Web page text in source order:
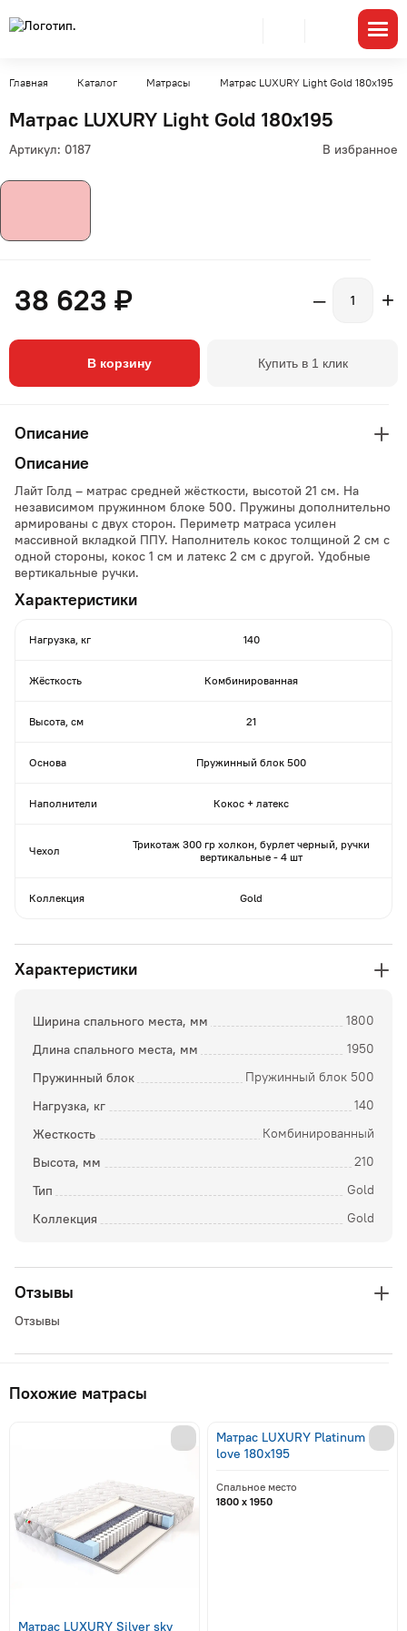
Главная Каталог Матрасы Матрас LUXURY Light Gold 180x195
Матрас LUXURY Light Gold 180x195
Артикул: 0187 В избранное
38 623 ₽ – +
В корзину Купить в 1 клик
Описание
Описание
Лайт Голд – матрас средней жёсткости, высотой 21 см. На
независимом пружинном блоке 500. Пружины дополнительно
армированы с двух сторон. Периметр матраса усилен
массивной вкладкой ППУ. Наполнитель кокос толщиной 2 см с
одной стороны, кокос 1 см и латекс 2 см с другой. Удобные
вертикальные ручки.
Характеристики
Нагрузка, кг 140
Жёсткость Комбинированная
Высота, см 21
Основа Пружинный блок 500
Наполнители Кокос + латекс
Чехол
Трикотаж 300 гр холкон, бурлет черный, ручки
вертикальные - 4 шт
Коллекция Gold
Характеристики
Ширина спального места, мм 1800
Длина спального места, мм 1950
Пружинный блок Пружинный блок 500
Нагрузка, кг 140
Жесткость Комбинированный
Высота, мм 210
Тип Gold
Коллекция Gold
Отзывы
Отзывы
Похожие матрасы
Матрас LUXURY Silver sky
Матрас LUXURY Platinum
love 180x195
Спальное место
1800 x 1950